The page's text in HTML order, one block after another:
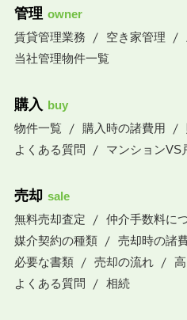
管理 owner
賃貸管理業務
空き家管理
当社管理物件一覧
購入 buy
物件一覧
購入時の諸費用
よくある質問
マンションVS
売却 sale
無料売却査定
仲介手数料に
媒介契約の種類
売却時の諸
必要な書類
売却の流れ
よくある質問
相続